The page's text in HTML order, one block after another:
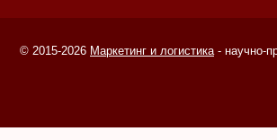
© 2015-2026 Маркетинг и логистика- научно-